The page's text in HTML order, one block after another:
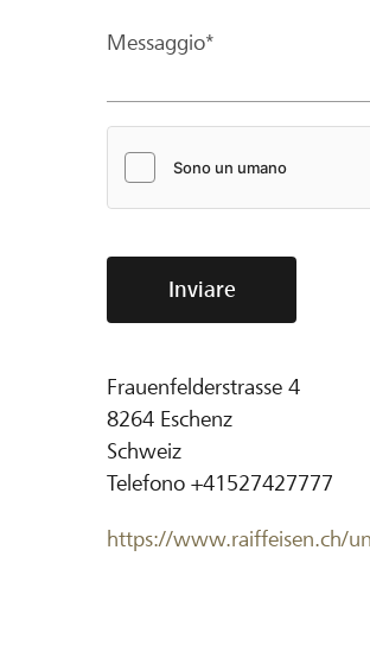
Messaggio*
Inviare
Frauenfelderstrasse 4
8264 Eschenz
Schweiz
Telefono +41527427777
https://www.raiffeisen.ch/